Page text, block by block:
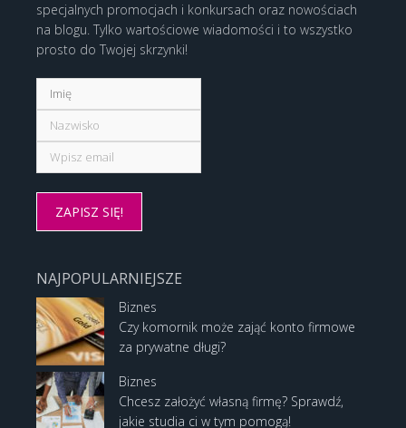
specjalnych promocjach i konkursach oraz nowościach
na blogu. Tylko wartościowe wiadomości i to wszystko
prosto do Twojej skrzynki!
NAJPOPULARNIEJSZE
Biznes
Czy komornik może zająć konto firmowe
za prywatne długi?
Biznes
Chcesz założyć własną firmę? Sprawdź,
jakie studia ci w tym pomogą!